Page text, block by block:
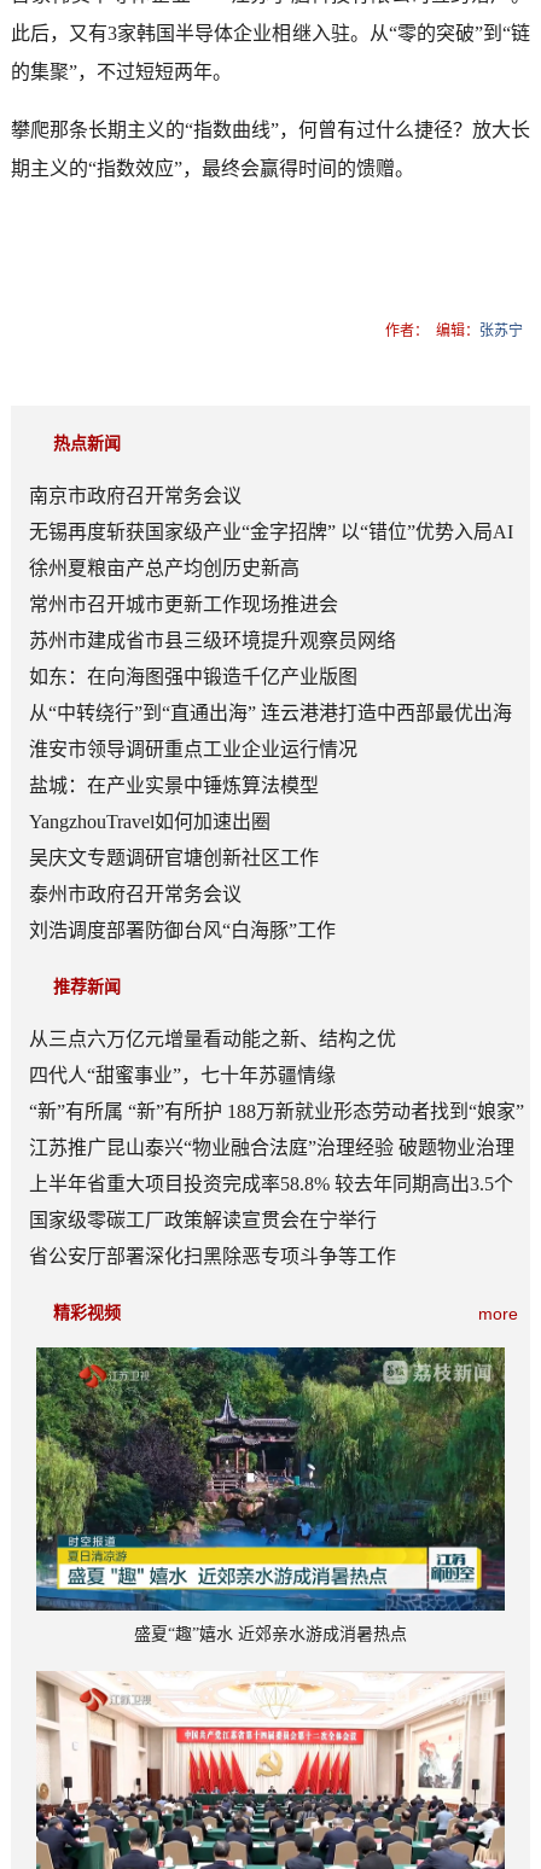
此后，又有3家韩国半导体企业相继入驻。从“零的突破”到“链
的集聚”，不过短短两年。
攀爬那条长期主义的“指数曲线”，何曾有过什么捷径？放大长
期主义的“指数效应”，最终会赢得时间的馈赠。
作者： 编辑： 张苏宁
热点新闻
南京市政府召开常务会议
无锡再度斩获国家级产业“金字招牌” 以“错位”优势入局AI
顶层赛道
徐州夏粮亩产总产均创历史新高
常州市召开城市更新工作现场推进会
苏州市建成省市县三级环境提升观察员网络
如东：在向海图强中锻造千亿产业版图
从“中转绕行”到“直通出海” 连云港港打造中西部最优出海
口
淮安市领导调研重点工业企业运行情况
盐城：在产业实景中锤炼算法模型
YangzhouTravel如何加速出圈
吴庆文专题调研官塘创新社区工作
泰州市政府召开常务会议
刘浩调度部署防御台风“白海豚”工作
推荐新闻
从三点六万亿元增量看动能之新、结构之优
四代人“甜蜜事业”，七十年苏疆情缘
“新”有所属 “新”有所护 188万新就业形态劳动者找到“娘家”
江苏推广昆山泰兴“物业融合法庭”治理经验 破题物业治理
“老大难”
上半年省重大项目投资完成率58.8% 较去年同期高出3.5个
百分点
国家级零碳工厂政策解读宣贯会在宁举行
省公安厅部署深化扫黑除恶专项斗争等工作
more
精彩视频
盛夏“趣”嬉水 近郊亲水游成消暑热点